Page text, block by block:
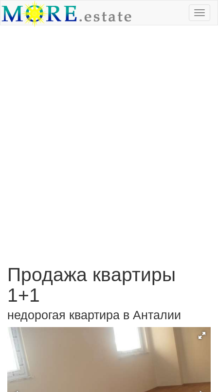
Продажа квартиры
1+1
недорогая квартира в Анталии